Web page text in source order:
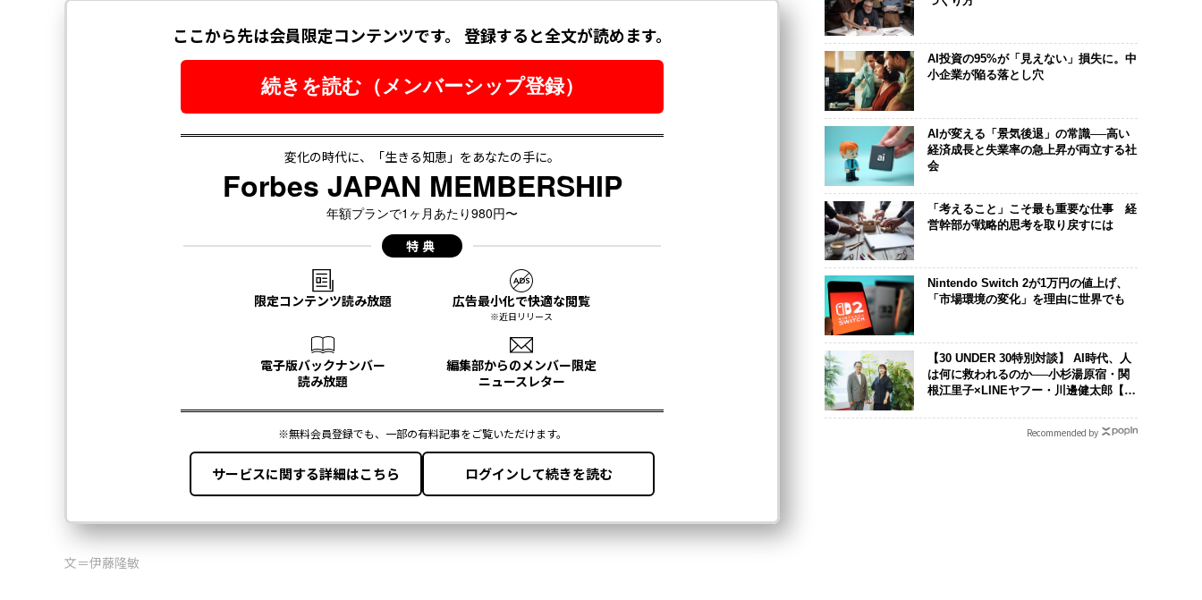
文＝伊藤隆敏
AI投資の95%が「見えない」損失に。中
小企業が陥る落とし穴
AIが変える「景気後退」の常識──高い
経済成長と失業率の急上昇が両立する社
会
「考えること」こそ最も重要な仕事 経
営幹部が戦略的思考を取り戻すには
Nintendo Switch 2が1万円の値上げ、
「市場環境の変化」を理由に世界でも
【30 UNDER 30特別対談】 AI時代、人
は何に救われるのか──小杉湯原宿・関
根江里子×LINEヤフー・川邊健太郎【後
Recommended by